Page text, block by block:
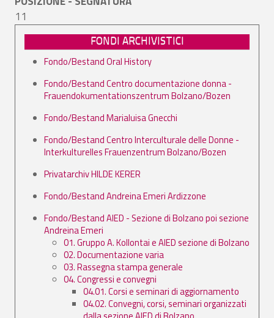
11
FONDI ARCHIVISTICI
Fondo/Bestand Oral History
Fondo/Bestand Centro documentazione donna -
Frauendokumentationszentrum Bolzano/Bozen
Fondo/Bestand Marialuisa Gnecchi
Fondo/Bestand Centro Interculturale delle Donne -
Interkulturelles Frauenzentrum Bolzano/Bozen
Privatarchiv HILDE KERER
Fondo/Bestand Andreina Emeri Ardizzone
Fondo/Bestand AIED - Sezione di Bolzano poi sezione
Andreina Emeri
01. Gruppo A. Kollontai e AIED sezione di Bolzano
02. Documentazione varia
03. Rassegna stampa generale
04. Congressi e convegni
04.01. Corsi e seminari di aggiornamento
04.02. Convegni, corsi, seminari organizzati